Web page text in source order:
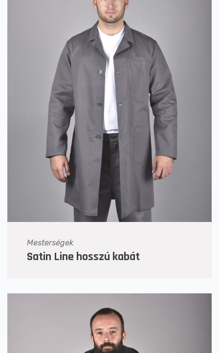
Mesterségek
Satin Line hosszú kabát